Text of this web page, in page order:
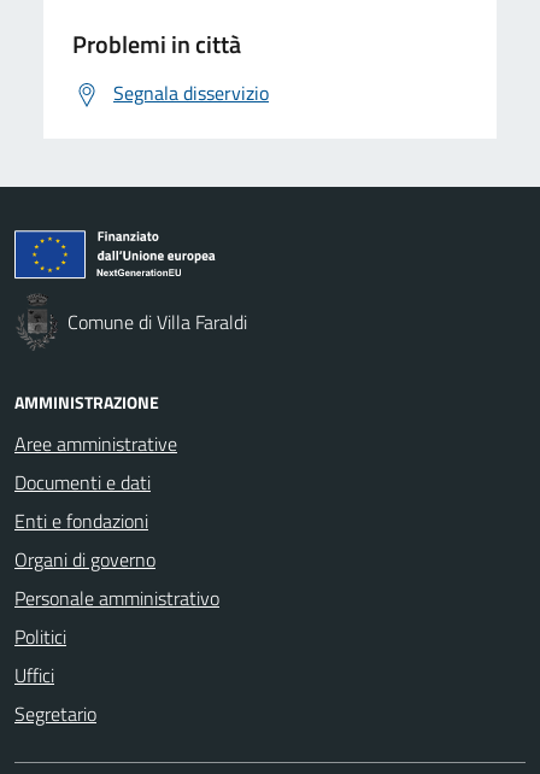
Problemi in città
Segnala disservizio
Comune di Villa Faraldi
AMMINISTRAZIONE
Aree amministrative
Documenti e dati
Enti e fondazioni
Organi di governo
Personale amministrativo
Politici
Uffici
Segretario